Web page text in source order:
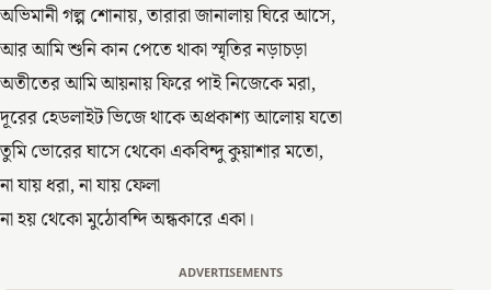
অভিমানী গল্প শোনায়, তারারা জানালায় ঘিরে আসে,
আর আমি শুনি কান পেতে থাকা স্মৃতির নড়াচড়া
অতীতের আমি আয়নায় ফিরে পাই নিজেকে মরা,
দূরের হেডলাইট ভিজে থাকে অপ্রকাশ্য আলোয় যতো
তুমি ভোরের ঘাসে থেকো একবিন্দু কুয়াশার মতো,
না যায় ধরা, না যায় ফেলা
না হয় থেকো মুঠোবন্দি অন্ধকারে একা।
ADVERTISEMENTS